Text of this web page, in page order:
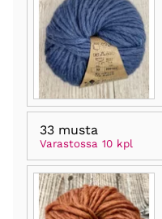
33 musta
Varastossa 10 kpl